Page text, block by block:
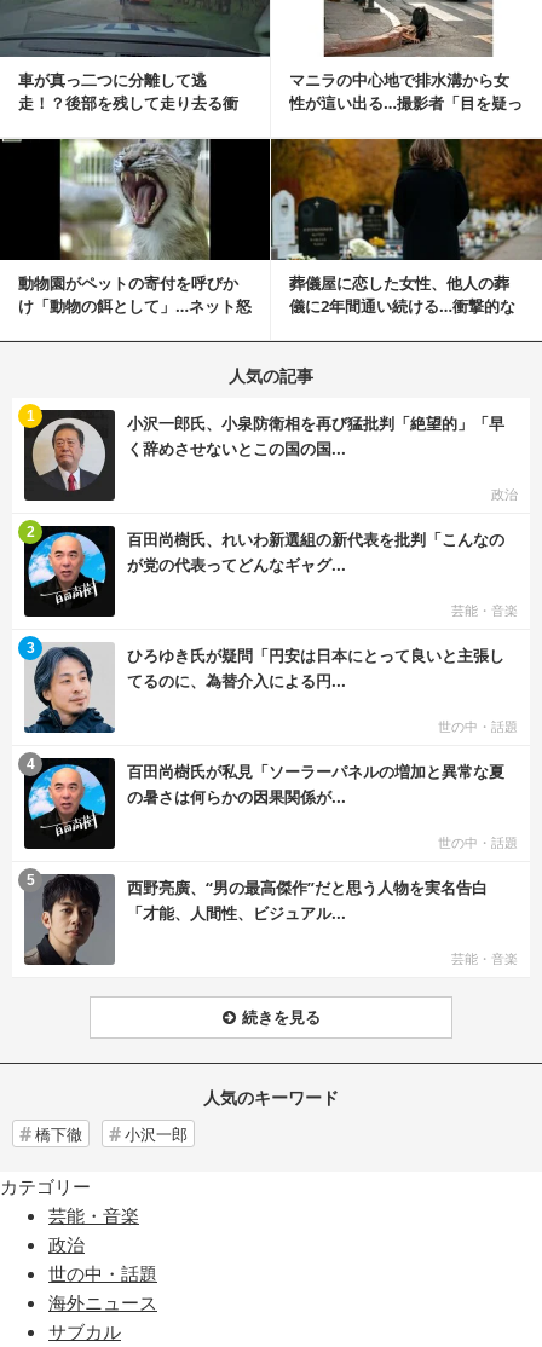
車が真っ二つに分離して逃
走！？後部を残して走り去る衝
マニラの中心地で排水溝から女
性が這い出る…撮影者「目を疑っ
動物園がペットの寄付を呼びか
け「動物の餌として」…ネット怒
葬儀屋に恋した女性、他人の葬
儀に2年間通い続ける…衝撃的な
記事を読む
人気の記事
小沢一郎氏、小泉防衛相を再び猛批判「絶望的」「早
く辞めさせないとこの国の国...
政治
1
百田尚樹氏、れいわ新選組の新代表を批判「こんなの
が党の代表ってどんなギャグ...
芸能・音楽
2
ひろゆき氏が疑問「円安は日本にとって良いと主張し
てるのに、為替介入による円...
世の中・話題
3
百田尚樹氏が私見「ソーラーパネルの増加と異常な夏
の暑さは何らかの因果関係が...
世の中・話題
4
西野亮廣、“男の最高傑作”だと思う人物を実名告白
「才能、人間性、ビジュアル...
芸能・音楽
5
続きを見る
人気のキーワード
橋下徹 小沢一郎
カテゴリー
芸能・音楽
政治
世の中・話題
海外ニュース
サブカル